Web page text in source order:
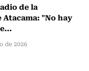
de la
"No hay
de 2026